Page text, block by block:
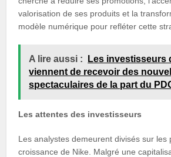
valorisation de ses produits et la
modèle numérique pour refléter cette
A lire aussi :
Les investisseurs
viennent de recevoir des
spectaculaires de la part du
Les attentes des investisseurs
Les analystes demeurent divisés sur les
croissance de Nike. Malgré une